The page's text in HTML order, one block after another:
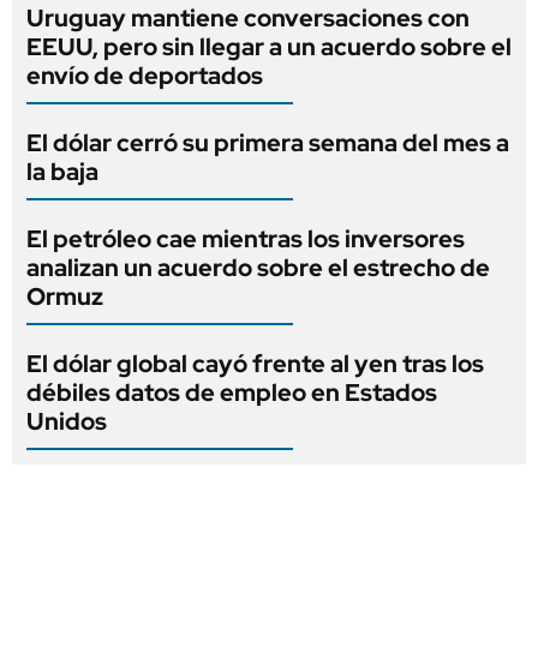
Uruguay mantiene conversaciones con
EEUU, pero sin llegar a un acuerdo sobre el
envío de deportados
El dólar cerró su primera semana del mes a
la baja
El petróleo cae mientras los inversores
analizan un acuerdo sobre el estrecho de
Ormuz
El dólar global cayó frente al yen tras los
débiles datos de empleo en Estados
Unidos